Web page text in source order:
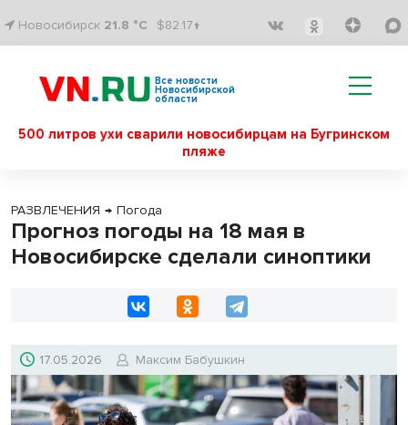
Новосибирск 21.8 °C $82.17↑
Все новости
Новосибирской
области
500 литров ухи сварили новосибирцам на Бугринском
пляже
РАЗВЛЕЧЕНИЯ → Погода
Прогноз погоды на 18 мая в
Новосибирске сделали синоптики
17.05.2026 Максим Бабушкин